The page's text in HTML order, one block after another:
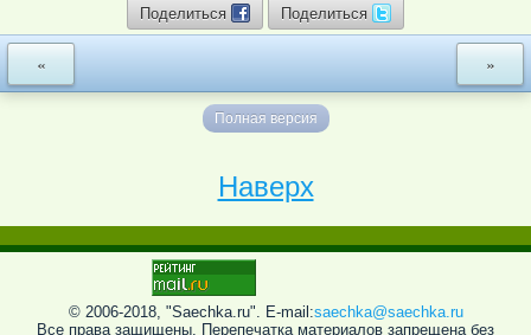
Поделиться Поделиться
« »
Полная версия
Наверх
© 2006-2018, "Saechka.ru". E-mail:saechka@saechka.ru
Все права защищены. Перепечатка материалов запрещена без